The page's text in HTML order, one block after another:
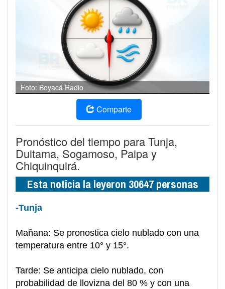
Foto: Boyacá Radio
Comparte
Pronóstico del tiempo para Tunja,
Duitama, Sogamoso, Paipa y
Chiquinquirá.
Esta noticia la leyeron 30647 personas
-Tunja
Mañana: Se pronostica cielo nublado con una
temperatura entre 10° y 15°.
Tarde: Se anticipa cielo nublado, con
probabilidad de llovizna del 80 % y con una